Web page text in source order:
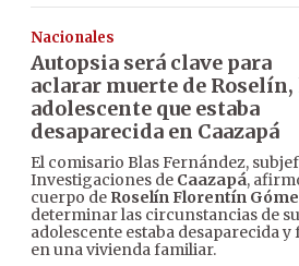
Nacionales
Autopsia será clave para
aclarar muerte de Roselín,
adolescente que estaba
desaparecida en Caazapá
El comisario Blas Fernández,
Investigaciones de Caazapá,
cuerpo de Roselín Florentín
determinar las circunstancias de
adolescente estaba desaparecida
en una vivienda familiar.